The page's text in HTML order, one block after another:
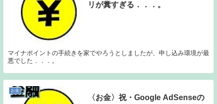
リが糞すぎる．．．。
マイナポイントの手続きを家でやろうとしましたが、申し込み環境が最
悪でした．．．。
お金
〈お金〉祝・Google AdSenseの